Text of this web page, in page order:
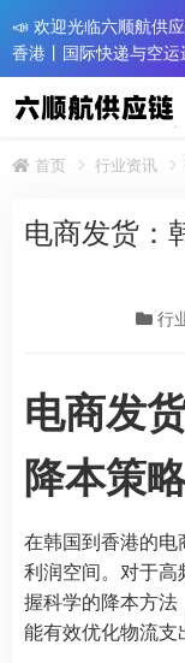
📣 欢迎光临六顺航供
香港丨国际快递与空
首页 行业资讯
电商发货：
行
电商发
降本策
在韩国到香港的
利润空间。对于
握科学的降本方法
能有效优化物流支